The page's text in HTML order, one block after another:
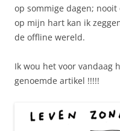
op sommige dagen;
op mijn hart kan ik
de offline wereld.
Ik wou het voor vandaag
genoemde artikel !!!!!